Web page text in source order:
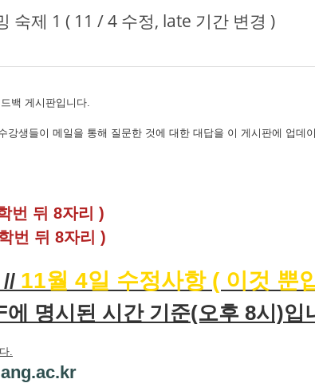
숙제 1 ( 11 / 4 수정, late 기간 변경 )
백 게시판입니다.
강생들이 메일을 통해 질문한 것에 대한 대답을 이 게시판에 업데
번 뒤 8자리 )
번 뒤 8자리 )
11월 4일 수정사항 ( 이것 뿐
명시된 시간 기준(오후 8시)
.